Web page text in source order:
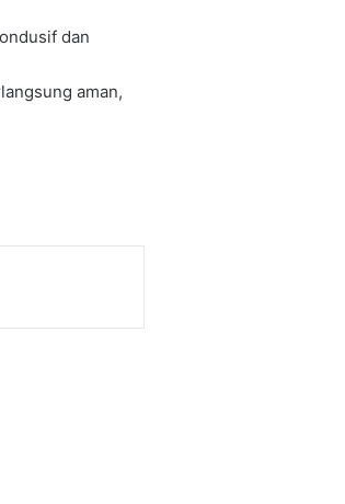
dan
aman,